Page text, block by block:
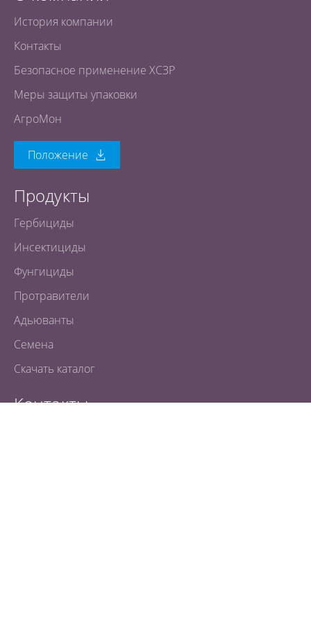
Продукты
Гербициды
Инсектициды
Фунгициды
Протравители
Адьюванты
Семена
Скачать каталог
История компании
Контакты
Безопасное применение ХСЗР
Меры защиты упаковки
АгроМон
Положение
Контакты